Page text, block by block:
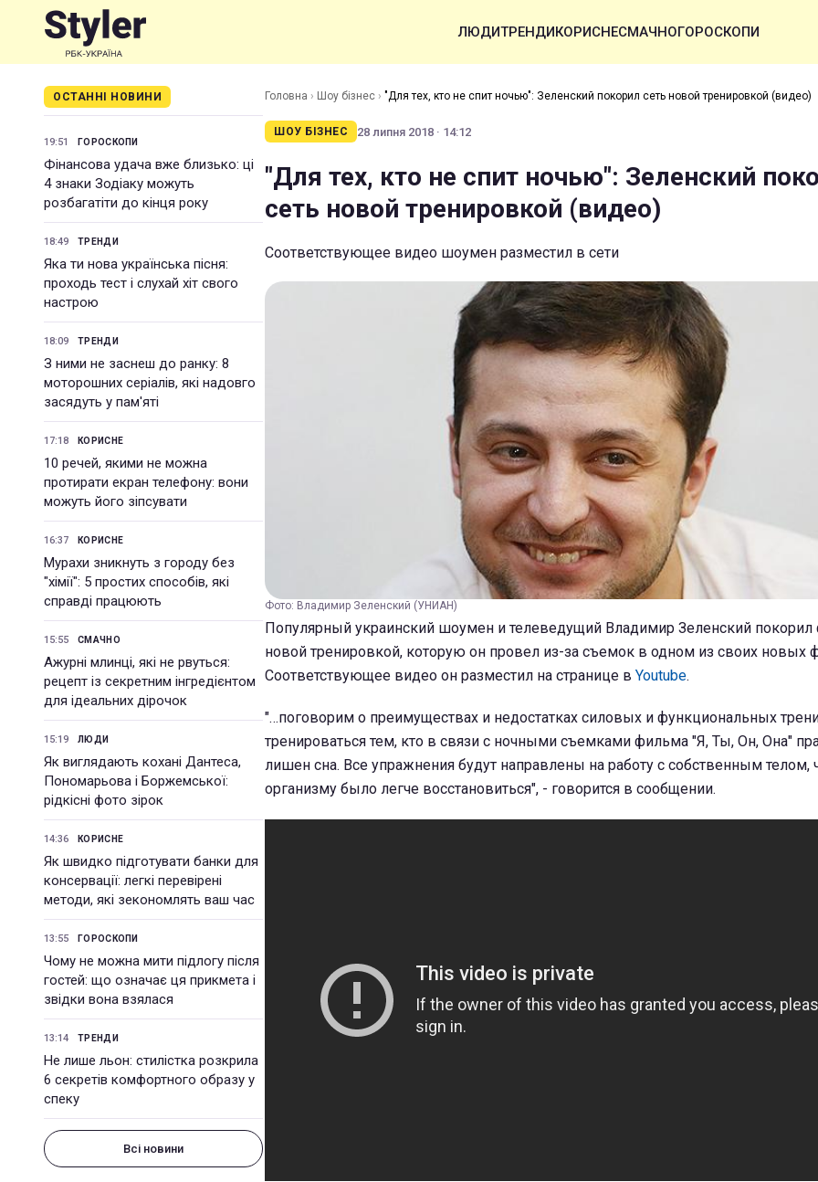
ЛЮДИТРЕНДИКОРИСНЕСМАЧНОГОРОСКОПИ
ОСТАННІ НОВИНИ
19:51 ГОРОСКОПИ
Фінансова удача вже близько: ці
4 знаки Зодіаку можуть
розбагатіти до кінця року
18:49 ТРЕНДИ
Яка ти нова українська пісня:
проходь тест і слухай хіт свого
настрою
18:09 ТРЕНДИ
З ними не заснеш до ранку: 8
моторошних серіалів, які надовго
засядуть у пам'яті
17:18 КОРИСНЕ
10 речей, якими не можна
протирати екран телефону: вони
можуть його зіпсувати
16:37 КОРИСНЕ
Мурахи зникнуть з городу без
"хімії": 5 простих способів, які
справді працюють
15:55 СМАЧНО
Ажурні млинці, які не рвуться:
рецепт із секретним інгредієнтом
для ідеальних дірочок
15:19 ЛЮДИ
Як виглядають кохані Дантеса,
Пономарьова і Боржемської:
рідкісні фото зірок
14:36 КОРИСНЕ
Як швидко підготувати банки для
консервації: легкі перевірені
методи, які зекономлять ваш час
13:55 ГОРОСКОПИ
Чому не можна мити підлогу після
гостей: що означає ця прикмета і
звідки вона взялася
13:14 ТРЕНДИ
Не лише льон: стилістка розкрила
6 секретів комфортного образу у
спеку
Всі новини
Головна › Шоу бізнес › "Для тех, кто не спит ночью": Зеленский покорил сеть новой тренировкой (видео)
ШОУ БІЗНЕС 28 липня 2018 · 14:12
"Для тех, кто не спит ночью": Зеленский
сеть новой тренировкой (видео)
Соответствующее видео шоумен разместил в сети
Фото: Владимир Зеленский (УНИАН)
Популярный украинский шоумен и телеведущий Владимир Зеленский покорил
новой тренировкой, которую он провел из-за съемок в одном из своих новых
Соответствующее видео он разместил на странице в Youtube.
"…поговорим о преимуществах и недостатках силовых и функциональных
тренироваться тем, кто в связи с ночными съемками фильма "Я, Ты, Он, Она"
лишен сна. Все упражнения будут направлены на работу с собственным телом,
организму было легче восстановиться", - говорится в сообщении.